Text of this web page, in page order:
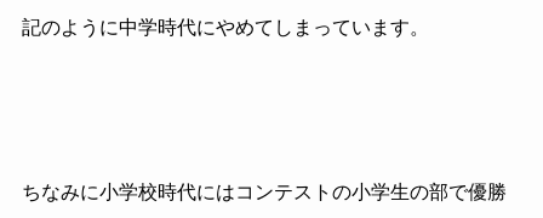
記のように中学時代にやめてしまっています。
ちなみに小学校時代にはコンテストの小学生の部で優勝